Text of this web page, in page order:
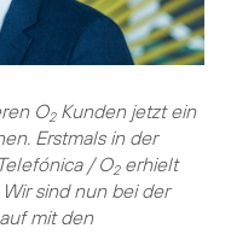
O2Kunden jetzt ein
Erstmals in der
/ O2erhielt
sind nun bei der
mit den